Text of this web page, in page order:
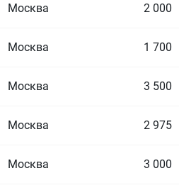
Москва 2 000
Москва 1 700
Москва 3 500
Москва 2 975
Москва 3 000